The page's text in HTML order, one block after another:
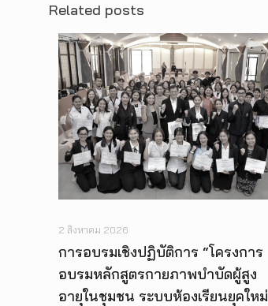
Related posts
2 สิงหาคม 2026
การอบรมเชิงปฏิบัติการ “โครงการ
อบรมหลักสูตรกายภาพบำบัดผู้สูง
อายุในชุมชน ระบบห้องเรียนยุคใหม่